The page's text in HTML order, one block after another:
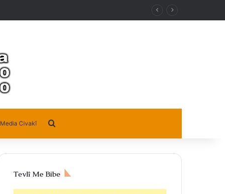
Media Civakî
Tevlî Me Bibe